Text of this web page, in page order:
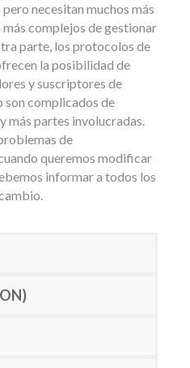
necesitan muchos más
complejos de gestionar
parte, los protocolos de
la posibilidad de
y suscriptores de
son complicados de
más partes involucradas.
de
queremos modificar
informar a todos los